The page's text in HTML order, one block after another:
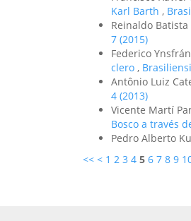
Karl Barth ,
Reinaldo Batista
7 (2015)
Federico
clero ,
Antônio Luiz
4 (2013)
Vicente Martí
Bosco a través
Pedro Alberto
<< < 1 2 3 4 5 6 7 8 9